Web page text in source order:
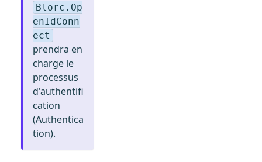
Blorc.Op
enIdConn
ect
prendra en
charge le
processus
d'authentifi
cation
(Authentica
tion).